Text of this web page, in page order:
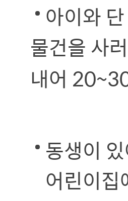
아이와
물건을 사
내어
동생이
어린이집